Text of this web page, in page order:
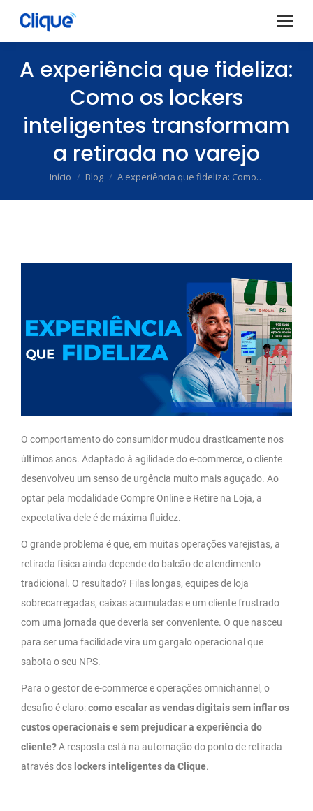
A experiência que fideliza:
Como os lockers
inteligentes transformam
a retirada no varejo
Você está aqui:
Início Blog A experiência que fideliza: Como…
O comportamento do consumidor mudou drasticamente nos
últimos anos. Adaptado à agilidade do e-commerce, o cliente
desenvolveu um senso de urgência muito mais aguçado. Ao
optar pela modalidadeCompre Online e Retire na Loja, a
expectativa dele é de máxima fluidez.
O grande problema é que, em muitas operações varejistas, a
retirada física ainda depende do balcão de atendimento
tradicional. O resultado? Filas longas, equipes de loja
sobrecarregadas, caixas acumuladas e um cliente frustrado
com uma jornada que deveria ser conveniente. O que nasceu
para ser uma facilidade vira um gargalo operacional que
sabota o seu NPS.
Para o gestor de e-commerce e operações omnichannel, o
desafio é claro:como escalar as vendas digitais sem inflar os
custos operacionais e sem prejudicar a experiência do
cliente?A resposta está na automação do ponto de retirada
através dos lockers inteligentes da Clique.